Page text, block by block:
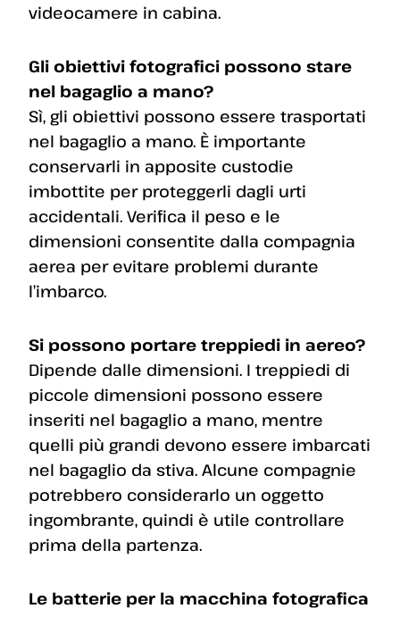
videocamere in cabina.
Gli obiettivi fotografici possono stare
nel bagaglio a mano?
Sì, gli obiettivi possono essere trasportati
nel bagaglio a mano. È importante
conservarli in apposite custodie
imbottite per proteggerli dagli urti
accidentali. Verifica il peso e le
dimensioni consentite dalla compagnia
aerea per evitare problemi durante
l’imbarco.
Si possono portare treppiedi in aereo?
Dipende dalle dimensioni. I treppiedi di
piccole dimensioni possono essere
inseriti nel bagaglio a mano, mentre
quelli più grandi devono essere imbarcati
nel bagaglio da stiva. Alcune compagnie
potrebbero considerarlo un oggetto
ingombrante, quindi è utile controllare
prima della partenza.
Le batterie per la macchina fotografica